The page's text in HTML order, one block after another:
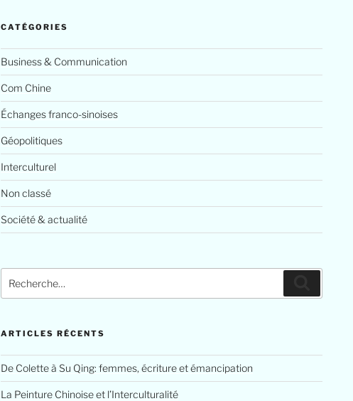
CATÉGORIES
Business & Communication
Com Chine
Échanges franco-sinoises
Géopolitiques
Interculturel
Non classé
Société & actualité
pour
ARTICLES RÉCENTS
De Colette à Su Qing: femmes, écriture et émancipation
La Peinture Chinoise et l’Interculturalité